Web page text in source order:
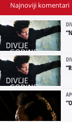
Najnoviji komentari
“Ne
“
“